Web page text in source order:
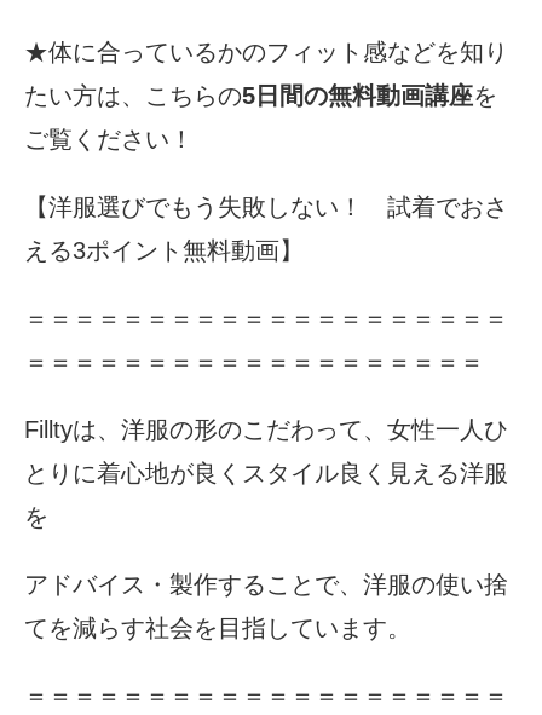
★体に合っているかのフィット感などを知り
たい方は、こちらの5日間の無料動画講座を
ご覧ください！
【洋服選びでもう失敗しない！ 試着でおさ
える3ポイント無料動画】
＝＝＝＝＝＝＝＝＝＝＝＝＝＝＝＝＝＝＝＝
＝＝＝＝＝＝＝＝＝＝＝＝＝＝＝＝＝＝＝
Filltyは、洋服の形のこだわって、女性一人ひ
とりに着心地が良くスタイル良く見える洋服
を
アドバイス・製作することで、洋服の使い捨
てを減らす社会を目指しています。
＝＝＝＝＝＝＝＝＝＝＝＝＝＝＝＝＝＝＝＝